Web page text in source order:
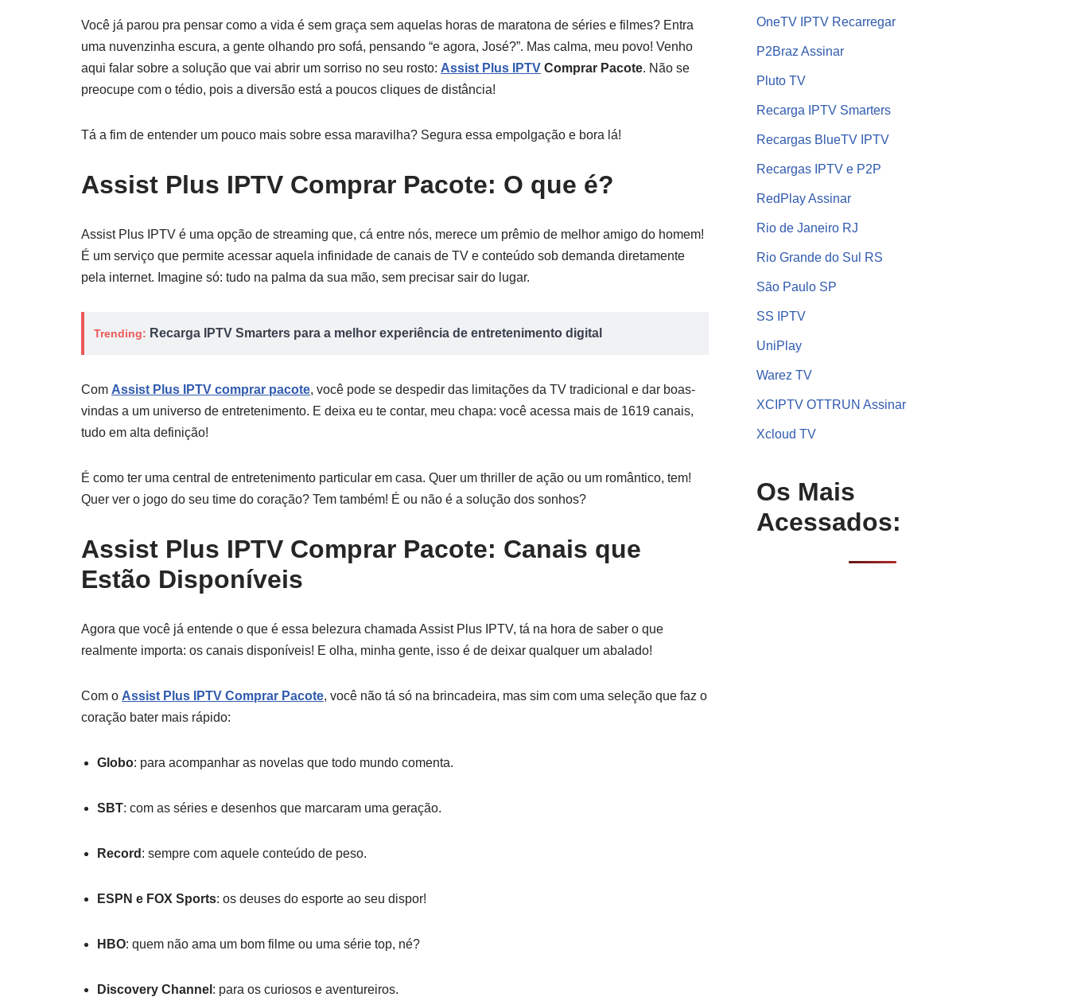
Você já parou pra pensar como a vida é sem graça sem aquelas horas de maratona de séries e filmes? Entra
uma nuvenzinha escura, a gente olhando pro sofá, pensando “e agora, José?”. Mas calma, meu povo! Venho
aqui falar sobre a solução que vai abrir um sorriso no seu rosto: Assist Plus IPTV Comprar Pacote. Não se
preocupe com o tédio, pois a diversão está a poucos cliques de distância!
Tá a fim de entender um pouco mais sobre essa maravilha? Segura essa empolgação e bora lá!
Assist Plus IPTV Comprar Pacote: O que é?
Assist Plus IPTV é uma opção de streaming que, cá entre nós, merece um prêmio de melhor amigo do homem!
É um serviço que permite acessar aquela infinidade de canais de TV e conteúdo sob demanda diretamente
pela internet. Imagine só: tudo na palma da sua mão, sem precisar sair do lugar.
Trending: Recarga IPTV Smarters para a melhor experiência de entretenimento digital
Com Assist Plus IPTV comprar pacote, você pode se despedir das limitações da TV tradicional e dar boas-
vindas a um universo de entretenimento. E deixa eu te contar, meu chapa: você acessa mais de 1619 canais,
tudo em alta definição!
É como ter uma central de entretenimento particular em casa. Quer um thriller de ação ou um romântico, tem!
Quer ver o jogo do seu time do coração? Tem também! É ou não é a solução dos sonhos?
Assist Plus IPTV Comprar Pacote: Canais que
Estão Disponíveis
Agora que você já entende o que é essa belezura chamada Assist Plus IPTV, tá na hora de saber o que
realmente importa: os canais disponíveis! E olha, minha gente, isso é de deixar qualquer um abalado!
Com o Assist Plus IPTV Comprar Pacote, você não tá só na brincadeira, mas sim com uma seleção que faz o
coração bater mais rápido:
Globo: para acompanhar as novelas que todo mundo comenta.
SBT: com as séries e desenhos que marcaram uma geração.
Record : sempre com aquele conteúdo de peso.
ESPN e FOX Sports: os deuses do esporte ao seu dispor!
HBO: quem não ama um bom filme ou uma série top, né?
Discovery Channel : para os curiosos e aventureiros.
OneTV IPTV Recarregar
P2Braz Assinar
Pluto TV
Recarga IPTV Smarters
Recargas BlueTV IPTV
Recargas IPTV e P2P
RedPlay Assinar
Rio de Janeiro RJ
Rio Grande do Sul RS
São Paulo SP
SS IPTV
UniPlay
Warez TV
XCIPTV OTTRUN Assinar
Xcloud TV
Os Mais
Acessados: